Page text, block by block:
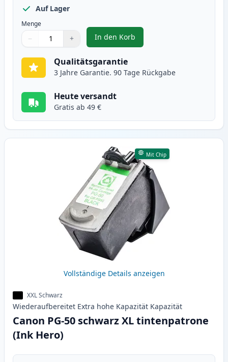
Auf Lager
Menge
Verwenden Sie die Tasten, um anzupassen
− +
1
In den Korb
, Canon CL-41 Tintenpatrone
Qualitätsgarantie
3 Jahre Garantie. 90 Tage Rückgabe
Heute versandt
Gratis ab 49 €
Mit Chip
Vollständige Details anzeigen
XXL Schwarz
Wiederaufbereitet Extra hohe Kapazität Kapazität
Canon PG-50 schwarz XL tintenpatrone
(Ink Hero)